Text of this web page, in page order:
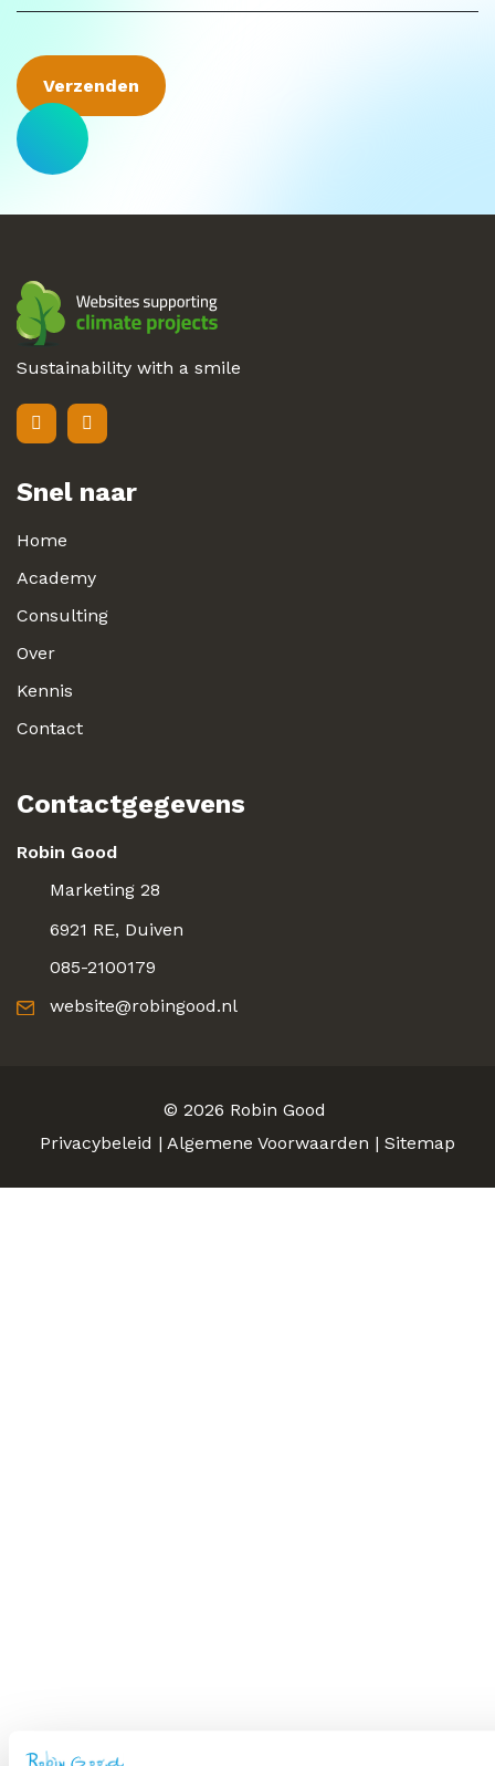
Sustainability with a smile
Snel naar
Home
Academy
Consulting
Over
Kennis
Contact
Contactgegevens
Robin Good
Marketing 28
6921 RE, Duiven
085-2100179
website@robingood.nl
© 2026 Robin Good
Privacybeleid | Algemene Voorwaarden | Sitemap